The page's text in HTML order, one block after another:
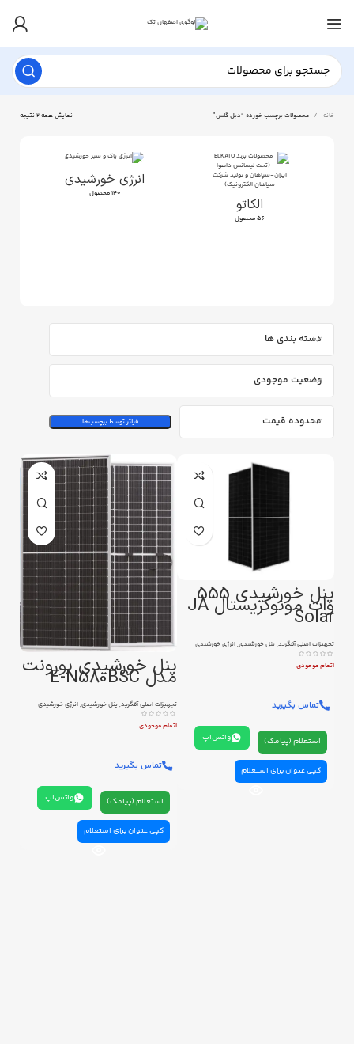
خانه محصولات برچسب خورده “دبل گلس” نمایش همه 2 نتیجه
الکاتو
56 محصول
انرژی خورشیدی
140 محصول
دسته بندی ها
وضعیت موجودی
محدوده قیمت فیلتر توسط برچسب‌ها
پنل خورشیدی 555وات مونوکریستال JA Solar
تجهیزات اصلی آفگرید,پنل خورشیدی,انرژی خورشیدی
اتمام موحودی
تماس بگیرید
استعلام (پیامک) واتس‌اپ
کپی عنوان برای استعلام
پنل خورشیدی یورونت
مدل E-N580BSC
تجهیزات اصلی آفگرید,پنل خورشیدی,انرژی خورشیدی
اتمام موحودی
تماس بگیرید
استعلام (پیامک) واتس‌اپ
کپی عنوان برای استعلام